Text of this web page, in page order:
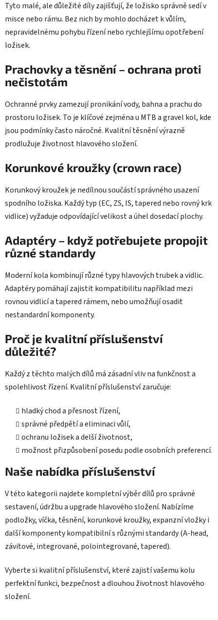
Tyto malé, ale důležité díly zajišťují, že ložisko správně sedí v
misce nebo rámu. Bez nich by mohlo docházet k vůlím,
nepravidelnému pohybu řízení nebo rychlejšímu opotřebení
ložisek.
Prachovky a těsnění – ochrana proti
nečistotám
Ochranné prvky zamezují pronikání vody, bahna a prachu do
prostoru ložisek. To je klíčové zejména u MTB a gravel kol, kde
jsou podmínky často náročné. Kvalitní těsnění výrazně
prodlužuje životnost hlavového složení.
Korunkové kroužky (crown race)
Korunkový kroužek je nedílnou součástí správného usazení
spodního ložiska. Každý typ (EC, ZS, IS, tapered nebo rovný krk
vidlice) vyžaduje odpovídající velikost a úhel dosedací plochy.
Adaptéry – když potřebujete propojit
různé standardy
Moderní kola kombinují různé typy hlavových trubek a vidlic.
Adaptéry pomáhají zajistit kompatibilitu například mezi
rovnou vidlicí a tapered rámem, nebo umožňují osadit
nestandardní komponenty.
Proč je kvalitní příslušenství
důležité?
Každý z těchto malých dílů má zásadní vliv na funkčnost a
spolehlivost řízení. Kvalitní příslušenství zaručuje:
hladký chod a přesnost řízení,
správné předpětí a eliminaci vůlí,
ochranu ložisek a delší životnost,
možnost přizpůsobení posedu podle osobních preferencí.
Naše nabídka příslušenství
V této kategorii najdete kompletní výběr dílů pro správné
sestavení, údržbu a upgrade hlavového složení. Nabízíme
podložky, víčka, těsnění, korunkové kroužky, expanzní vložky i
další komponenty kompatibilní s různými standardy (A-head,
závitové, integrované, polointegrované, tapered).
Vyberte si kvalitní příslušenství, které zajistí vašemu kolu
perfektní funkci, bezpečnost a dlouhou životnost hlavového
složení.